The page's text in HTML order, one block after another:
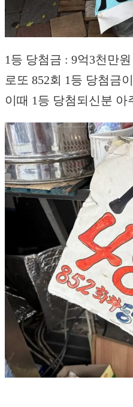
1등 당첨금 : 9억3천만원
로또 852회 1등 당첨금
이때 1등 당첨되신분 아